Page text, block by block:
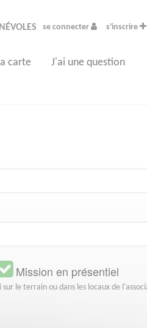
se connecter s'inscrire
carte J'ai une question
Mission en présentiel
sur le terrain ou dans les locaux de